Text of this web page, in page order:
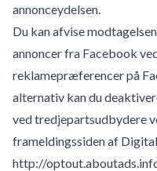
annonceydelsen.
Du kan afvise
annoncer fra Facebook
reklamepræferencer på
alternativ kan du
ved tredjepartsudbydere
frameldingssiden af
http://